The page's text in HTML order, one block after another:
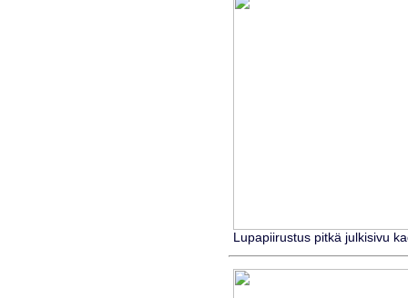
Lupapiirustus pitkä julkisivu